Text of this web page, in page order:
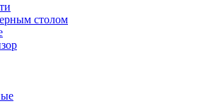
столом